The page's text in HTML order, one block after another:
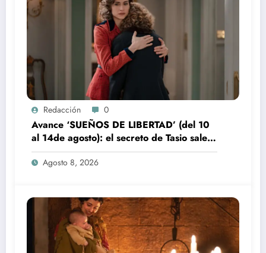
Redacción 0
Avance ‘SUEÑOS DE LIBERTAD’ (del 10
al 14de agosto): el secreto de Tasio sale a
la luz
Agosto 8, 2026